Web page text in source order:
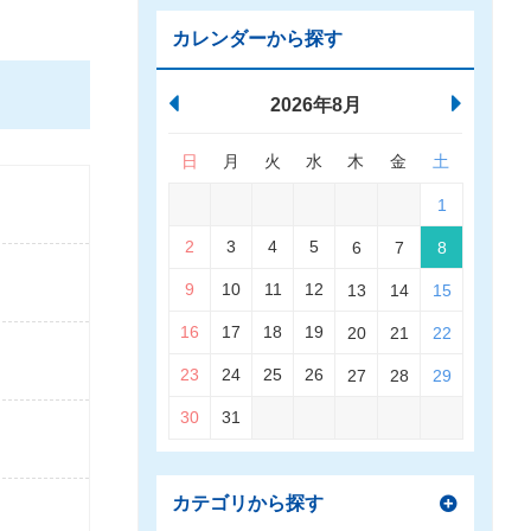
カレンダーから探す
2026年8月
日 月 火 水 木 金 土
1
2 3 4 5 6 7 8
9 10 11 12 13 14 15
16 17 18 19 20 21 22
23 24 25 26 27 28 29
30 31
カテゴリから探す